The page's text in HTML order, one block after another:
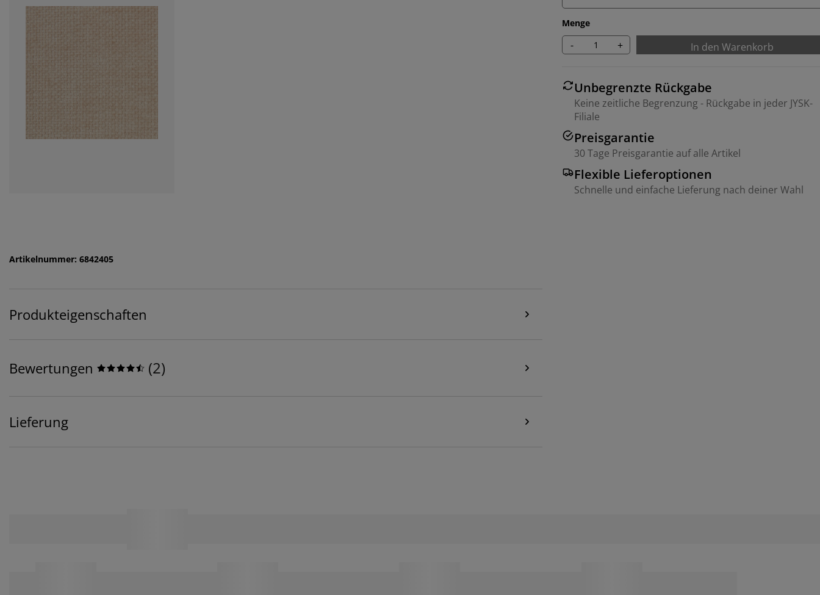
Menge
- + In den Warenkorb
Unbegrenzte Rückgabe
Keine zeitliche Begrenzung - Rückgabe in jeder JYSK-
Filiale
Preisgarantie
30 Tage Preisgarantie auf alle Artikel
Flexible Lieferoptionen
Schnelle und einfache Lieferung nach deiner Wahl
Artikelnummer: 6842405
Produkteigenschaften
Bewertungen (2)
Lieferung